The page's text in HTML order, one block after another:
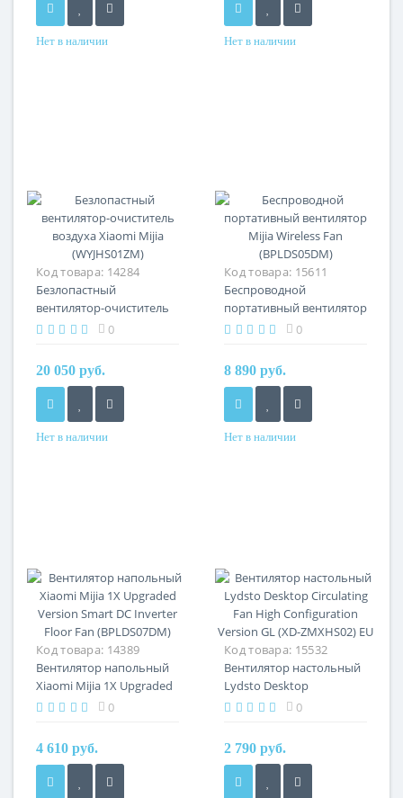
Нет в наличии Нет в наличии
Код товара: 14284
Безлопастный
вентилятор-очиститель
воздуха Xiaomi Mijia
0
20 050 руб.
Нет в наличии
Код товара: 15611
Беспроводной
портативный вентилятор
Mijia Wireless Fan
0
8 890 руб.
Нет в наличии
Код товара: 14389
Вентилятор напольный
Xiaomi Mijia 1X Upgraded
Version Smart DC Inverter
0
4 610 руб.
Код товара: 15532
Вентилятор настольный
Lydsto Desktop
Circulating Fan High
(XD-ZMXHS02) EU
0
2 790 руб.